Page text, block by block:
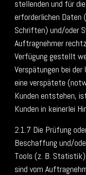
stellenden und für
erforderlichen Daten
Schriften) und/oder
Auftragnehmer
Verfügung gestellt
Verspätungen bei
eine verspätete
Kunden entstehen,
Kunden in keinerlei
2.1.7 Die Prüfung
Beschaffung und/
Tools (z. B.
sind vom